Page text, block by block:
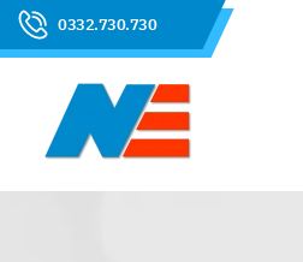
0332.730.730